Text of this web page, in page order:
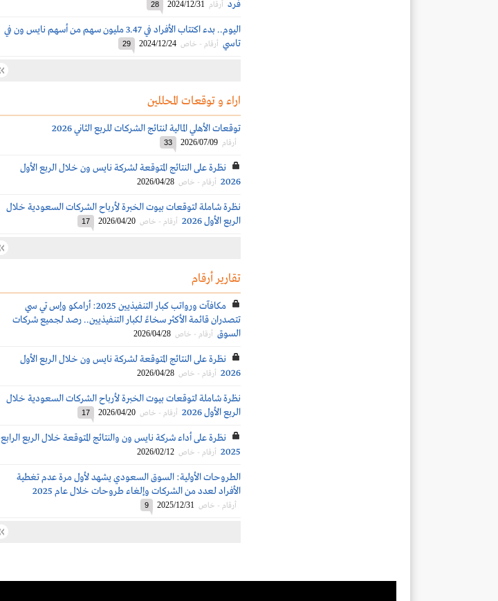
فرد أرقام 2024/12/31
28
اليوم.. بدء اكتتاب الأفراد في 3.47 مليون سهم من أسهم نايس ون في
تاسي أرقام - خاص 2024/12/24
29
اراء و توقعات المحللين
توقعات الأهلي المالية لنتائج الشركات للربع الثاني 2026
أرقام 2026/07/09
33
نظرة على النتائج المتوقعة لشركة نايس ون خلال الربع الأول
2026 أرقام - خاص 2026/04/28
نظرة شاملة لتوقعات بيوت الخبرة لأرباح الشركات السعودية خلال
الربع الأول 2026
أرقام - خاص 2026/04/20
17
تقارير أرقام
مكافآت ورواتب كبار التنفيذيين 2025: أرامكو وإس تي سي
تتصدران قائمة الأكثر سخاءً لكبار التنفيذيين.. رصد لجميع شركات
السوق أرقام - خاص 2026/04/28
نظرة على النتائج المتوقعة لشركة نايس ون خلال الربع الأول
2026 أرقام - خاص 2026/04/28
نظرة شاملة لتوقعات بيوت الخبرة لأرباح الشركات السعودية خلال
الربع الأول 2026
أرقام - خاص 2026/04/20
17
نظرة على أداء شركة نايس ون والنتائج المتوقعة خلال الربع الرابع
2025 أرقام - خاص 2026/02/12
الطروحات الأولية: السوق السعودي يشهد لأول مرة عدم تغطية
الأفراد لعدد من الشركات وإلغاء طروحات خلال عام 2025
أرقام - خاص 2025/12/31
9